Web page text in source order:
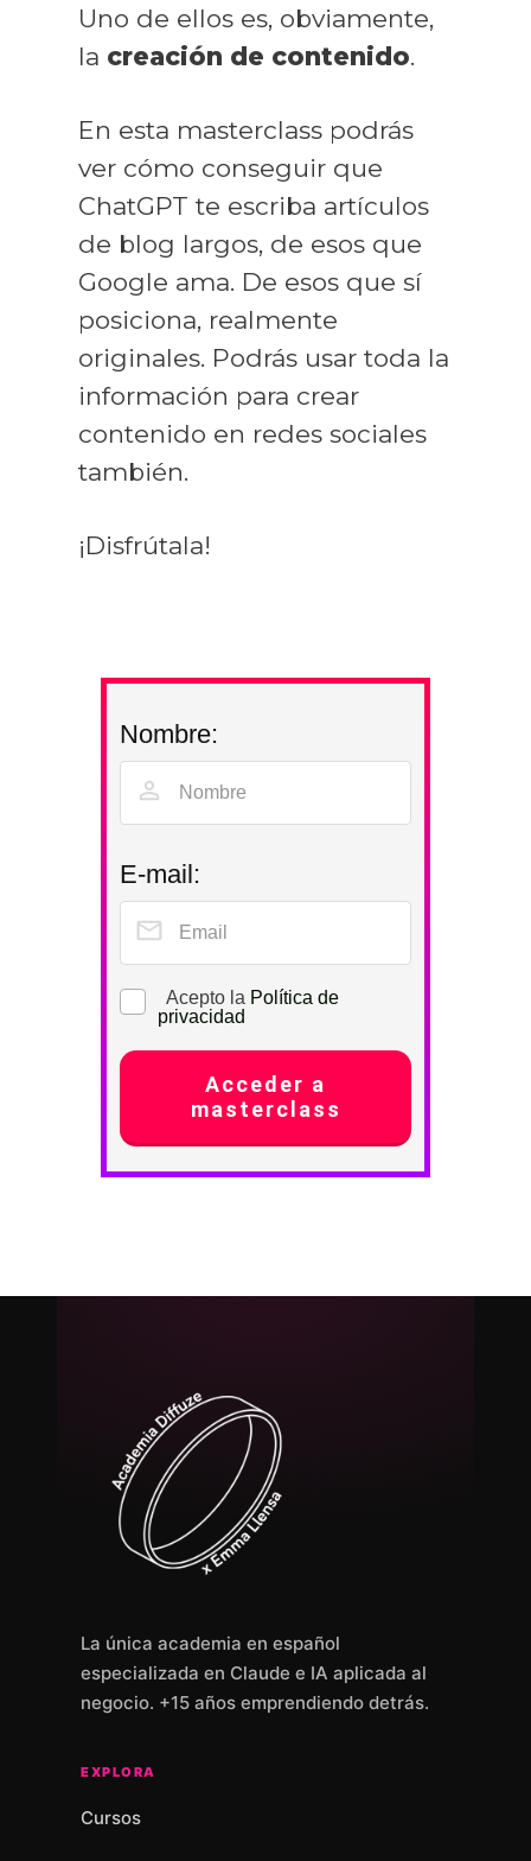
Uno de ellos es, obviamente,
la creación de contenido.
En esta masterclass podrás
ver cómo conseguir que
ChatGPT te escriba artículos
de blog largos, de esos que
Google ama. De esos que sí
posiciona, realmente
originales. Podrás usar toda la
información para crear
contenido en redes sociales
también.
¡Disfrútala!
Nombre:
E-mail:
Acepto la Política de
privacidad
Acceder a
masterclass
La única academia en español
especializada en Claude e IA aplicada al
negocio. +15 años emprendiendo detrás.
EXPLORA
Cursos